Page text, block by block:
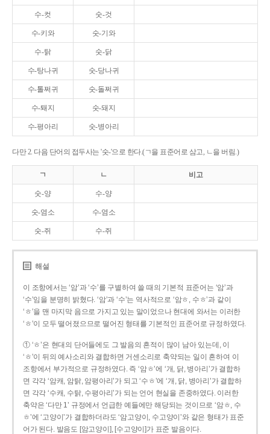
수-컷 숫-것
수-키와 숫-기와
수-탉 숫-닭
수-탕나귀 숫-당나귀
수-톨쩌귀 숫-돌쩌귀
수-퇘지 숫-돼지
수-평아리 숫-병아리
다만 2. 다음 단어의 접두사는 '숫-'으로 한다.(ㄱ을 표준어로 삼고, ㄴ을 버림.)
ㄱ ㄴ 비고
숫-양 수-양
숫-염소 수-염소
숫-쥐 수-쥐
해설
이 조항에서는 ‘암’과 ‘수’를 구별하여 쓸 때의 기본적 표준어는 ‘암’과
‘수’임을 분명히 밝혔다. ‘암’과 ‘수’는 역사적으로 ‘암ㅎ, 수ㅎ’과 같이
‘ㅎ’을 맨 마지막 음으로 가지고 있는 말이었으나 현대에 와서는 이러한
‘ㅎ’이 모두 떨어졌으므로 떨어진 형태를 기본적인 표준어로 규정하였다.
① ‘ㅎ’은 현대의 단어들에도 그 발음의 흔적이 많이 남아 있는데, 이
‘ㅎ’이 뒤의 예사소리와 결합하면 거센소리로 축약되는 일이 흔하여 이
조항에서 부가적으로 규정하였다. 즉 ‘암ㅎ’에 ‘개, 닭, 병아리’가 결합하
면 각각 ‘암캐, 암탉, 암평아리’가 되고 ‘수ㅎ’에 ‘개, 닭, 병아리’가 결합하
면 각각 ‘수캐, 수탉, 수평아리’가 되는 언어 현실을 존중하였다. 이러한
축약은 ‘다만 1’ 규정에서 언급한 예들에만 해당되는 것이므로 ‘암ㅎ, 수
ㅎ’에 ‘고양이’가 결합하더라도 ‘암고양이, 수고양이’와 같은 형태가 표준
어가 된다. 발음도 [암고양이], [수고양이]가 표준 발음이다.